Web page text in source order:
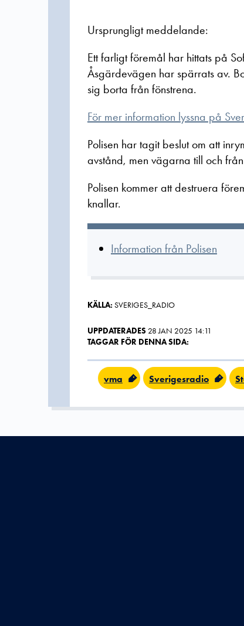
Ursprungligt meddelande:
Ett farligt föremål har hittats på
Åsgärdevägen har spärrats av.
sig borta från fönstrena.
För mer information lyssna på
Polisen har tagit beslut om att
avstånd, men vägarna till och
Polisen kommer att destruera
knallar.
Information från Polisen
KÄLLA: SVERIGES_RADIO
UPPDATERADES 28 JAN 2025 14:11
TAGGAR FÖR DENNA SIDA:
vma Sverigesradio